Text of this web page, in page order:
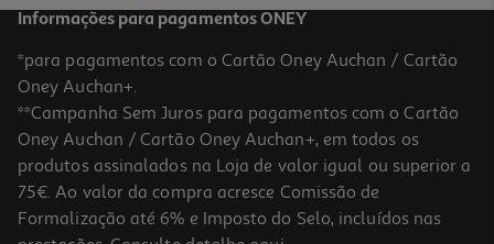
Informações para pagamentos ONEY
*para pagamentos com o Cartão Oney Auchan / Cartão
Oney Auchan+.
**Campanha Sem Juros para pagamentos com o Cartão
Oney Auchan / Cartão Oney Auchan+, em todos os
produtos assinalados na Loja de valor igual ou superior a
75€. Ao valor da compra acresce Comissão de
Formalização até 6% e Imposto do Selo, incluídos nas